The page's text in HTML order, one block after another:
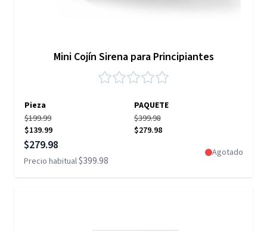
Mini Cojín Sirena para Principiantes
Pieza
PAQUETE
$199.99
$139.99
$399.98
$279.98
Precio especial
$279.98
Precio habitual$399.98
Agotado